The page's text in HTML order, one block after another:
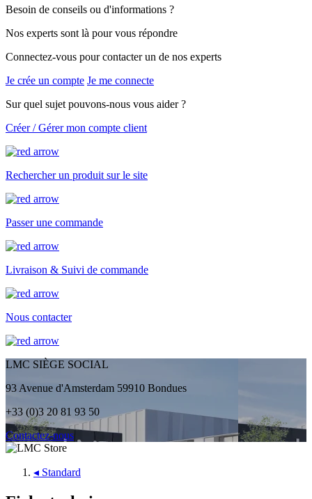
Besoin de conseils ou d'informations ?
Nos experts sont là pour vous répondre
Connectez-vous pour contacter un de nos experts
Je crée un compte Je me connecte
Sur quel sujet pouvons-nous vous aider ?
Créer / Gérer mon compte client
Rechercher un produit sur le site
Passer une commande
Livraison & Suivi de commande
Nous contacter
LMC SIÈGE SOCIAL
93 Avenue d'Amsterdam 59910 Bondues
+33 (0)3 20 81 93 50
Contactez-nous
◂ Standard